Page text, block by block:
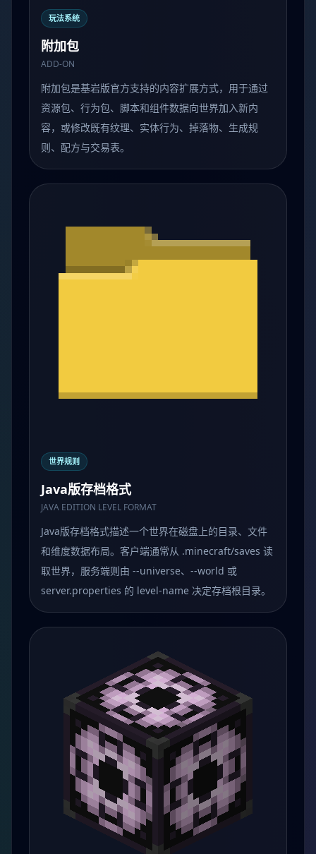
玩法系统
附加包
ADD-ON
附加包是基岩版官方支持的内容扩展方式，用于通过
资源包、行为包、脚本和组件数据向世界加入新内
容，或修改既有纹理、实体行为、掉落物、生成规
则、配方与交易表。
世界规则
Java版存档格式
JAVA EDITION LEVEL FORMAT
Java版存档格式描述一个世界在磁盘上的目录、文件
和维度数据布局。客户端通常从 .minecraft/saves 读
取世界，服务端则由 --universe、--world 或
server.properties 的 level-name 决定存档根目录。